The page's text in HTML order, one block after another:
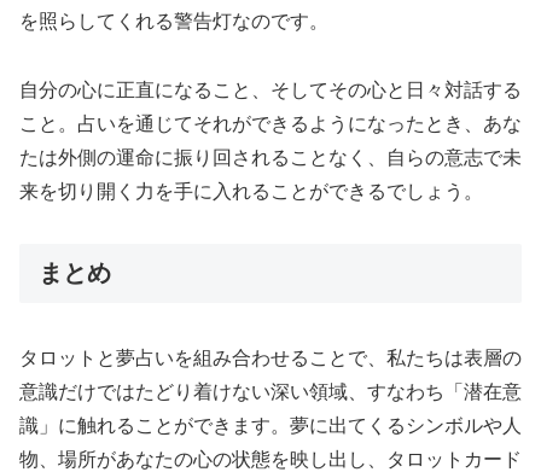
を照らしてくれる警告灯なのです。
自分の心に正直になること、そしてその心と日々対話する
こと。占いを通じてそれができるようになったとき、あな
たは外側の運命に振り回されることなく、自らの意志で未
来を切り開く力を手に入れることができるでしょう。
まとめ
タロットと夢占いを組み合わせることで、私たちは表層の
意識だけではたどり着けない深い領域、すなわち「潜在意
識」に触れることができます。夢に出てくるシンボルや人
物、場所があなたの心の状態を映し出し、タロットカード